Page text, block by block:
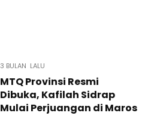
3 BULAN LALU
MTQ Provinsi Resmi
Dibuka, Kafilah Sidrap
Mulai Perjuangan di Maros